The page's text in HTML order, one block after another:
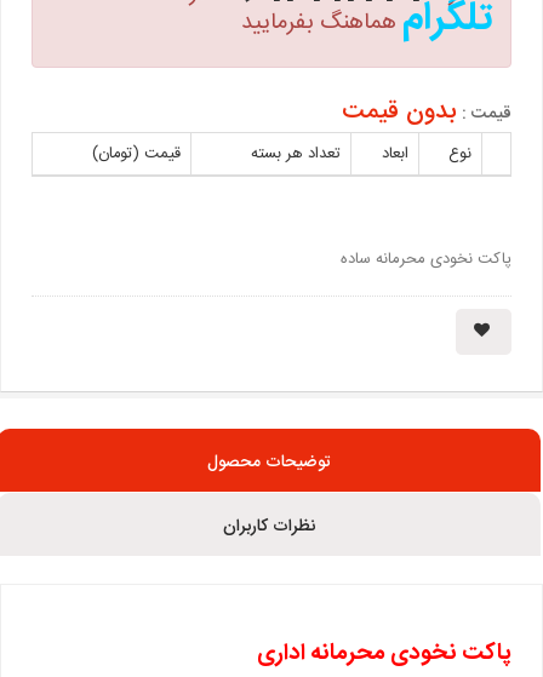
تلگرام هماهنگ بفرمایید
قیمت : بدون قیمت
نوع ابعاد تعداد هر بسته قیمت (تومان)
پاکت نخودی محرمانه ساده
توضیحات محصول
نظرات کاربران
پاکت نخودی محرمانه اداری